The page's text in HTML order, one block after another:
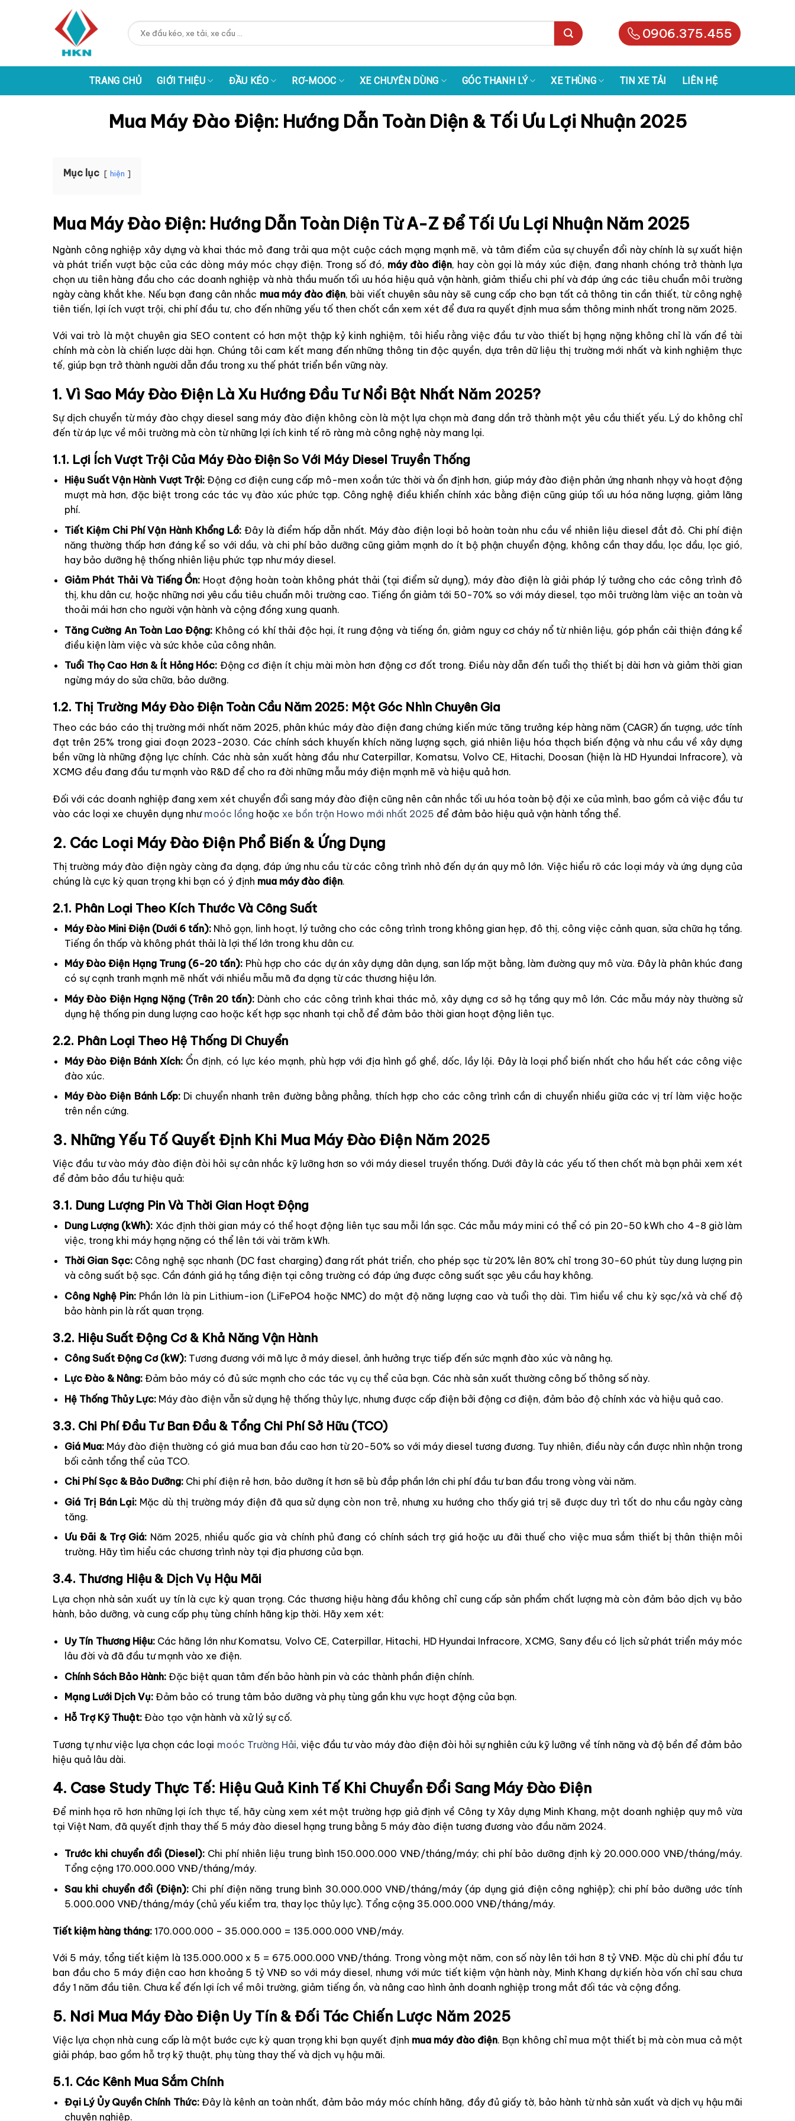
Tìm
kiếm:
0906.375.455
TRANG CHỦ GIỚI THIỆU ĐẦU KÉO RƠ-MOOC XE CHUYÊN DÙNG GÓC THANH LÝ XE THÙNG TIN XE TẢI LIÊN HỆ
Mua Máy Đào Điện: Hướng Dẫn Toàn Diện & Tối Ưu Lợi Nhuận 2025
Mục lục hiện
Mua Máy Đào Điện: Hướng Dẫn Toàn Diện Từ A-Z Để Tối Ưu Lợi Nhuận Năm 2025
Ngành công nghiệp xây dựng và khai thác mỏ đang trải qua một cuộc cách mạng mạnh mẽ, và tâm điểm của sự chuyển đổi này chính là sự xuất hiện
và phát triển vượt bậc của các dòng máy móc chạy điện. Trong số đó, máy đào điện, hay còn gọi là máy xúc điện, đang nhanh chóng trở thành lựa
chọn ưu tiên hàng đầu cho các doanh nghiệp và nhà thầu muốn tối ưu hóa hiệu quả vận hành, giảm thiểu chi phí và đáp ứng các tiêu chuẩn môi trường
ngày càng khắt khe. Nếu bạn đang cân nhắc mua máy đào điện, bài viết chuyên sâu này sẽ cung cấp cho bạn tất cả thông tin cần thiết, từ công nghệ
tiên tiến, lợi ích vượt trội, chi phí đầu tư, cho đến những yếu tố then chốt cần xem xét để đưa ra quyết định mua sắm thông minh nhất trong năm 2025.
Với vai trò là một chuyên gia SEO content có hơn một thập kỷ kinh nghiệm, tôi hiểu rằng việc đầu tư vào thiết bị hạng nặng không chỉ là vấn đề tài
chính mà còn là chiến lược dài hạn. Chúng tôi cam kết mang đến những thông tin độc quyền, dựa trên dữ liệu thị trường mới nhất và kinh nghiệm thực
tế, giúp bạn trở thành người dẫn đầu trong xu thế phát triển bền vững này.
1. Vì Sao Máy Đào Điện Là Xu Hướng Đầu Tư Nổi Bật Nhất Năm 2025?
Sự dịch chuyển từ máy đào chạy diesel sang máy đào điện không còn là một lựa chọn mà đang dần trở thành một yêu cầu thiết yếu. Lý do không chỉ
đến từ áp lực về môi trường mà còn từ những lợi ích kinh tế rõ ràng mà công nghệ này mang lại.
1.1. Lợi Ích Vượt Trội Của Máy Đào Điện So Với Máy Diesel Truyền Thống
Hiệu Suất Vận Hành Vượt Trội:Động cơ điện cung cấp mô-men xoắn tức thời và ổn định hơn, giúp máy đào điện phản ứng nhanh nhạy và hoạt động
mượt mà hơn, đặc biệt trong các tác vụ đào xúc phức tạp. Công nghệ điều khiển chính xác bằng điện cũng giúp tối ưu hóa năng lượng, giảm lãng
phí.
Tiết Kiệm Chi Phí Vận Hành Khổng Lồ: Đây là điểm hấp dẫn nhất. Máy đào điện loại bỏ hoàn toàn nhu cầu về nhiên liệu diesel đắt đỏ. Chi phí điện
năng thường thấp hơn đáng kể so với dầu, và chi phí bảo dưỡng cũng giảm mạnh do ít bộ phận chuyển động, không cần thay dầu, lọc dầu, lọc gió,
hay bảo dưỡng hệ thống nhiên liệu phức tạp như máy diesel.
Giảm Phát Thải Và Tiếng Ồn: Hoạt động hoàn toàn không phát thải (tại điểm sử dụng), máy đào điện là giải pháp lý tưởng cho các công trình đô
thị, khu dân cư, hoặc những nơi yêu cầu tiêu chuẩn môi trường cao. Tiếng ồn giảm tới 50-70% so với máy diesel, tạo môi trường làm việc an toàn và
thoải mái hơn cho người vận hành và cộng đồng xung quanh.
Tăng Cường An Toàn Lao Động: Không có khí thải độc hại, ít rung động và tiếng ồn, giảm nguy cơ cháy nổ từ nhiên liệu, góp phần cải thiện đáng kể
điều kiện làm việc và sức khỏe của công nhân.
Tuổi Thọ Cao Hơn & Ít Hỏng Hóc: Động cơ điện ít chịu mài mòn hơn động cơ đốt trong. Điều này dẫn đến tuổi thọ thiết bị dài hơn và giảm thời gian
ngừng máy do sửa chữa, bảo dưỡng.
1.2. Thị Trường Máy Đào Điện Toàn Cầu Năm 2025: Một Góc Nhìn Chuyên Gia
Theo các báo cáo thị trường mới nhất năm 2025, phân khúc máy đào điện đang chứng kiến mức tăng trưởng kép hàng năm (CAGR) ấn tượng, ước tính
đạt trên 25% trong giai đoạn 2023-2030. Các chính sách khuyến khích năng lượng sạch, giá nhiên liệu hóa thạch biến động và nhu cầu về xây dựng
bền vững là những động lực chính. Các nhà sản xuất hàng đầu như Caterpillar, Komatsu, Volvo CE, Hitachi, Doosan (hiện là HD Hyundai Infracore), và
XCMG đều đang đầu tư mạnh vào R&D để cho ra đời những mẫu máy điện mạnh mẽ và hiệu quả hơn.
Đối với các doanh nghiệp đang xem xét chuyển đổi sang máy đào điện cũng nên cân nhắc tối ưu hóa toàn bộ đội xe của mình, bao gồm cả việc đầu tư
vào các loại xe chuyên dụng như moóc lồng hoặc xe bồn trộn Howo mới nhất 2025 để đảm bảo hiệu quả vận hành tổng thể.
2. Các Loại Máy Đào Điện Phổ Biến & Ứng Dụng
Thị trường máy đào điện ngày càng đa dạng, đáp ứng nhu cầu từ các công trình nhỏ đến dự án quy mô lớn. Việc hiểu rõ các loại máy và ứng dụng của
chúng là cực kỳ quan trọng khi bạn có ý định mua máy đào điện.
2.1. Phân Loại Theo Kích Thước Và Công Suất
Máy Đào Mini Điện (Dưới 6 tấn): Nhỏ gọn, linh hoạt, lý tưởng cho các công trình trong không gian hẹp, đô thị, công việc cảnh quan, sửa chữa hạ tầng.
Tiếng ồn thấp và không phát thải là lợi thế lớn trong khu dân cư.
Máy Đào Điện Hạng Trung (6-20 tấn): Phù hợp cho các dự án xây dựng dân dụng, san lấp mặt bằng, làm đường quy mô vừa. Đây là phân khúc đang
có sự cạnh tranh mạnh mẽ nhất với nhiều mẫu mã đa dạng từ các thương hiệu lớn.
Máy Đào Điện Hạng Nặng (Trên 20 tấn): Dành cho các công trình khai thác mỏ, xây dựng cơ sở hạ tầng quy mô lớn. Các mẫu máy này thường sử
dụng hệ thống pin dung lượng cao hoặc kết hợp sạc nhanh tại chỗ để đảm bảo thời gian hoạt động liên tục.
2.2. Phân Loại Theo Hệ Thống Di Chuyển
Máy Đào Điện Bánh Xích: Ổn định, có lực kéo mạnh, phù hợp với địa hình gồ ghề, dốc, lầy lội. Đây là loại phổ biến nhất cho hầu hết các công việc
đào xúc.
Máy Đào Điện Bánh Lốp:Di chuyển nhanh trên đường bằng phẳng, thích hợp cho các công trình cần di chuyển nhiều giữa các vị trí làm việc hoặc
trên nền cứng.
3. Những Yếu Tố Quyết Định Khi Mua Máy Đào Điện Năm 2025
Việc đầu tư vào máy đào điện đòi hỏi sự cân nhắc kỹ lưỡng hơn so với máy diesel truyền thống. Dưới đây là các yếu tố then chốt mà bạn phải xem xét
để đảm bảo đầu tư hiệu quả:
3.1. Dung Lượng Pin Và Thời Gian Hoạt Động
Dung Lượng (kWh): Xác định thời gian máy có thể hoạt động liên tục sau mỗi lần sạc. Các mẫu máy mini có thể có pin 20-50 kWh cho 4-8 giờ làm
việc, trong khi máy hạng nặng có thể lên tới vài trăm kWh.
Thời Gian Sạc:Công nghệ sạc nhanh (DC fast charging) đang rất phát triển, cho phép sạc từ 20% lên 80% chỉ trong 30-60 phút tùy dung lượng pin
và công suất bộ sạc. Cần đánh giá hạ tầng điện tại công trường có đáp ứng được công suất sạc yêu cầu hay không.
Công Nghệ Pin: Phần lớn là pin Lithium-ion (LiFePO4 hoặc NMC) do mật độ năng lượng cao và tuổi thọ dài. Tìm hiểu về chu kỳ sạc/xả và chế độ
bảo hành pin là rất quan trọng.
3.2. Hiệu Suất Động Cơ & Khả Năng Vận Hành
Công Suất Động Cơ (kW): Tương đương với mã lực ở máy diesel, ảnh hưởng trực tiếp đến sức mạnh đào xúc và nâng hạ.
Lực Đào & Nâng: Đảm bảo máy có đủ sức mạnh cho các tác vụ cụ thể của bạn. Các nhà sản xuất thường công bố thông số này.
Hệ Thống Thủy Lực: Máy đào điện vẫn sử dụng hệ thống thủy lực, nhưng được cấp điện bởi động cơ điện, đảm bảo độ chính xác và hiệu quả cao.
3.3. Chi Phí Đầu Tư Ban Đầu & Tổng Chi Phí Sở Hữu (TCO)
Giá Mua: Máy đào điện thường có giá mua ban đầu cao hơn từ 20-50% so với máy diesel tương đương. Tuy nhiên, điều này cần được nhìn nhận trong
bối cảnh tổng thể của TCO.
Chi Phí Sạc & Bảo Dưỡng: Chi phí điện rẻ hơn, bảo dưỡng ít hơn sẽ bù đắp phần lớn chi phí đầu tư ban đầu trong vòng vài năm.
Giá Trị Bán Lại: Mặc dù thị trường máy điện đã qua sử dụng còn non trẻ, nhưng xu hướng cho thấy giá trị sẽ được duy trì tốt do nhu cầu ngày càng
tăng.
Ưu Đãi & Trợ Giá: Năm 2025, nhiều quốc gia và chính phủ đang có chính sách trợ giá hoặc ưu đãi thuế cho việc mua sắm thiết bị thân thiện môi
trường. Hãy tìm hiểu các chương trình này tại địa phương của bạn.
3.4. Thương Hiệu & Dịch Vụ Hậu Mãi
Lựa chọn nhà sản xuất uy tín là cực kỳ quan trọng. Các thương hiệu hàng đầu không chỉ cung cấp sản phẩm chất lượng mà còn đảm bảo dịch vụ bảo
hành, bảo dưỡng, và cung cấp phụ tùng chính hãng kịp thời. Hãy xem xét:
Uy Tín Thương Hiệu:Các hãng lớn như Komatsu, Volvo CE, Caterpillar, Hitachi, HD Hyundai Infracore, XCMG, Sany đều có lịch sử phát triển máy móc
lâu đời và đã đầu tư mạnh vào xe điện.
Chính Sách Bảo Hành: Đặc biệt quan tâm đến bảo hành pin và các thành phần điện chính.
Mạng Lưới Dịch Vụ: Đảm bảo có trung tâm bảo dưỡng và phụ tùng gần khu vực hoạt động của bạn.
Hỗ Trợ Kỹ Thuật: Đào tạo vận hành và xử lý sự cố.
Tương tự như việc lựa chọn các loại moóc Trường Hải, việc đầu tư vào máy đào điện đòi hỏi sự nghiên cứu kỹ lưỡng về tính năng và độ bền để đảm bảo
hiệu quả lâu dài.
4. Case Study Thực Tế: Hiệu Quả Kinh Tế Khi Chuyển Đổi Sang Máy Đào Điện
Để minh họa rõ hơn những lợi ích thực tế, hãy cùng xem xét một trường hợp giả định về Công ty Xây dựng Minh Khang, một doanh nghiệp quy mô vừa
tại Việt Nam, đã quyết định thay thế 5 máy đào diesel hạng trung bằng 5 máy đào điện tương đương vào đầu năm 2024.
Trước khi chuyển đổi (Diesel):Chi phí nhiên liệu trung bình 150.000.000 VNĐ/tháng/máy; chi phí bảo dưỡng định kỳ 20.000.000 VNĐ/tháng/máy.
Tổng cộng 170.000.000 VNĐ/tháng/máy.
Sau khi chuyển đổi (Điện):Chi phí điện năng trung bình 30.000.000 VNĐ/tháng/máy (áp dụng giá điện công nghiệp); chi phí bảo dưỡng ước tính
5.000.000 VNĐ/tháng/máy (chủ yếu kiểm tra, thay lọc thủy lực). Tổng cộng 35.000.000 VNĐ/tháng/máy.
Tiết kiệm hàng tháng: 170.000.000 – 35.000.000 = 135.000.000 VNĐ/máy.
Với 5 máy, tổng tiết kiệm là 135.000.000 x 5 = 675.000.000 VNĐ/tháng. Trong vòng một năm, con số này lên tới hơn 8 tỷ VNĐ. Mặc dù chi phí đầu tư
ban đầu cho 5 máy điện cao hơn khoảng 5 tỷ VNĐ so với máy diesel, nhưng với mức tiết kiệm vận hành này, Minh Khang dự kiến hòa vốn chỉ sau chưa
đầy 1 năm đầu tiên. Chưa kể đến lợi ích về môi trường, giảm tiếng ồn, và nâng cao hình ảnh doanh nghiệp trong mắt đối tác và cộng đồng.
5. Nơi Mua Máy Đào Điện Uy Tín & Đối Tác Chiến Lược Năm 2025
Việc lựa chọn nhà cung cấp là một bước cực kỳ quan trọng khi bạn quyết định mua máy đào điện. Bạn không chỉ mua một thiết bị mà còn mua cả một
giải pháp, bao gồm hỗ trợ kỹ thuật, phụ tùng thay thế và dịch vụ hậu mãi.
5.1. Các Kênh Mua Sắm Chính
Đại Lý Ủy Quyền Chính Thức:Đây là kênh an toàn nhất, đảm bảo máy móc chính hãng, đầy đủ giấy tờ, bảo hành từ nhà sản xuất và dịch vụ hậu mãi
chuyên nghiệp.